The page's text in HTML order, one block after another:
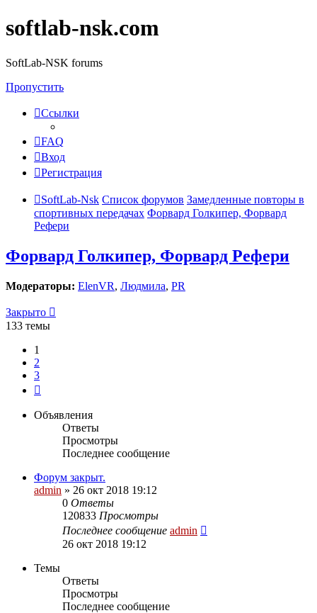
softlab-nsk.com
SoftLab-NSK forums
Пропустить
Ссылки
FAQ
Вход
Регистрация
SoftLab-Nsk Список форумов Замедленные повторы в
спортивных передачах Форвард Голкипер, Форвард
Рефери
Форвард Голкипер, Форвард Рефери
Модераторы: ElenVR, Людмила, PR
Закрыто
133 темы
1
2
3
Объявления
Ответы
Просмотры
Последнее сообщение
Форум закрыт.
admin » 26 окт 2018 19:12
0 Ответы
120833 Просмотры
Последнее сообщение admin
26 окт 2018 19:12
Темы
Ответы
Просмотры
Последнее сообщение